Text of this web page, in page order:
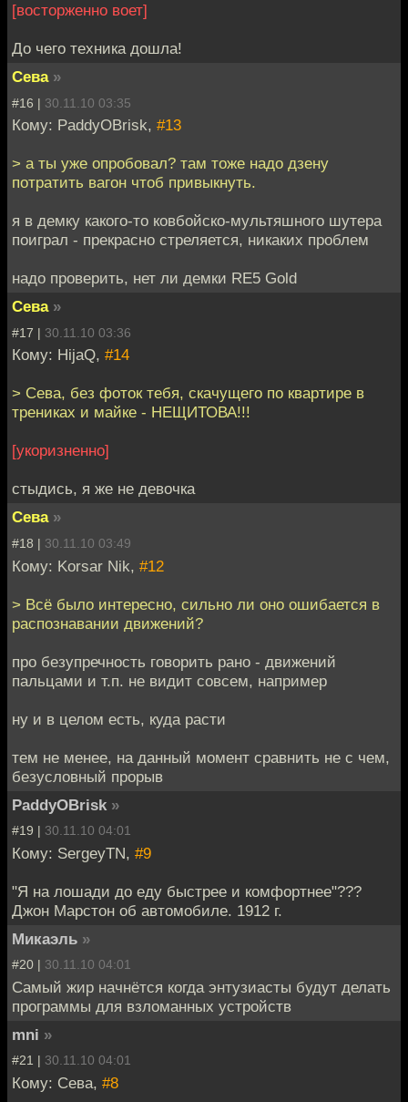
[восторженно воет]
До чего техника дошла!
Сева »
#16 | 30.11.10 03:35
Кому: PaddyOBrisk, #13
> а ты уже опробовал? там тоже надо дзену
потратить вагон чтоб привыкнуть.
я в демку какого-то ковбойско-мультяшного шутера
поиграл - прекрасно стреляется, никаких проблем
надо проверить, нет ли демки RE5 Gold
Сева »
#17 | 30.11.10 03:36
Кому: HijaQ, #14
> Сева, без фоток тебя, скачущего по квартире в
трениках и майке - НЕЩИТОВА!!!
[укоризненно]
стыдись, я же не девочка
Сева »
#18 | 30.11.10 03:49
Кому: Korsar Nik, #12
> Всё было интересно, сильно ли оно ошибается в
распознавании движений?
про безупречность говорить рано - движений
пальцами и т.п. не видит совсем, например
ну и в целом есть, куда расти
тем не менее, на данный момент сравнить не с чем,
безусловный прорыв
PaddyOBrisk »
#19 | 30.11.10 04:01
Кому: SergeyTN, #9
"Я на лошади до еду быстрее и комфортнее"???
Джон Марстон об автомобиле. 1912 г.
Микаэль »
#20 | 30.11.10 04:01
Самый жир начнётся когда энтузиасты будут делать
программы для взломанных устройств
mni »
#21 | 30.11.10 04:01
Кому: Сева, #8